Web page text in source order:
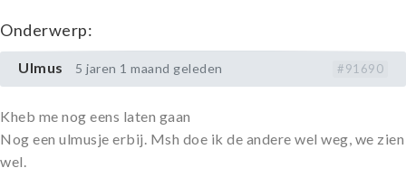
Onderwerp:
Ulmus 5 jaren 1 maand geleden #91690
Kheb me nog eens laten gaan
Nog een ulmusje erbij. Msh doe ik de andere wel weg, we zien
wel.